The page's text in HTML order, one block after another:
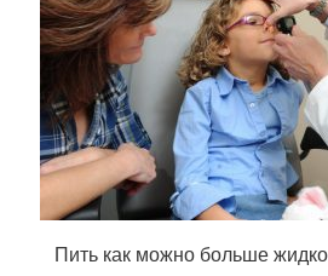
Пить как можно больше